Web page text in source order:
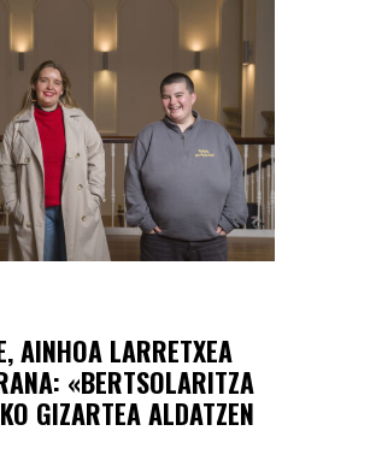
AINHOA LARRETXEA
«BERTSOLARITZA
GIZARTEA ALDATZEN